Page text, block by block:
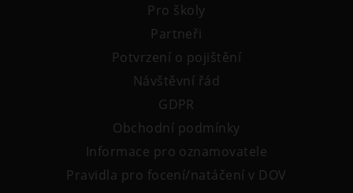
Pro školy
Partneři
Potvrzení o pojištění
Návštěvní řád
GDPR
Obchodní podmínky
Informace pro oznamovatele
Pravidla pro focení/natáčení v DOV